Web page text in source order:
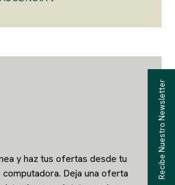
y haz tus ofertas desde tu
Deja una oferta
Recibe Nuestro Newsletter
Recibe Nuestro Newsletter